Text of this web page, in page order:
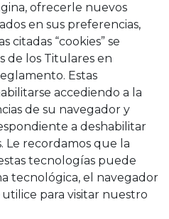
ofrecerle nuevos
en sus preferencias,
citadas “cookies” se
de los Titulares en
Estas
accediendo a la
de su navegador y
a deshabilitar
Le recordamos que la
tecnologías puede
tecnológica, el navegador
para visitar nuestro